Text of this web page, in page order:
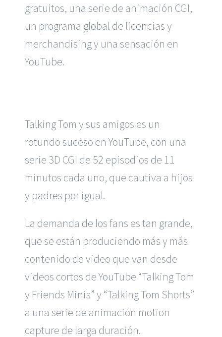
gratuitos, una serie de animación CGI,
un programa global de licencias y
merchandising y una sensación en
YouTube.
Talking Tom y sus amigos es un
rotundo suceso en YouTube, con una
serie 3D CGI de 52 episodios de 11
minutos cada uno, que cautiva a hijos
y padres por igual.
La demanda de los fans es tan grande,
que se están produciendo más y más
contenido de video que van desde
videos cortos de YouTube “Talking Tom
y Friends Minis” y “Talking Tom Shorts”
a una serie de animación motion
capture de larga duración.